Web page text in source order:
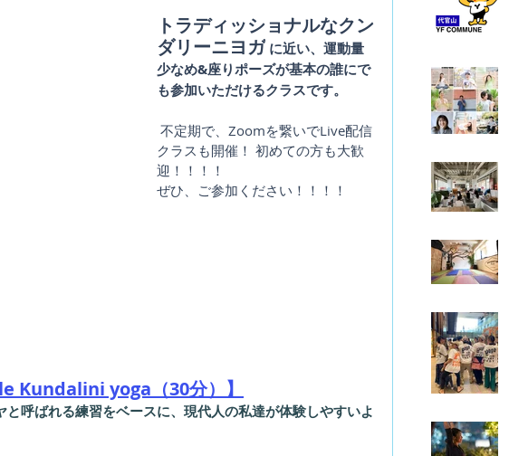
トラディッショナルなクン
ダリーニヨガ に近い、運動量
少なめ&座りポーズが基本の誰にで
も参加いただけるクラスです。
クラスも開催！ 初めての方も大歓
迎！！！！
ぜひ、ご参加ください！！！！
Kundalini yoga（30分）】
呼ばれる練習をベースに、現代人の私達が体験しやすいよ